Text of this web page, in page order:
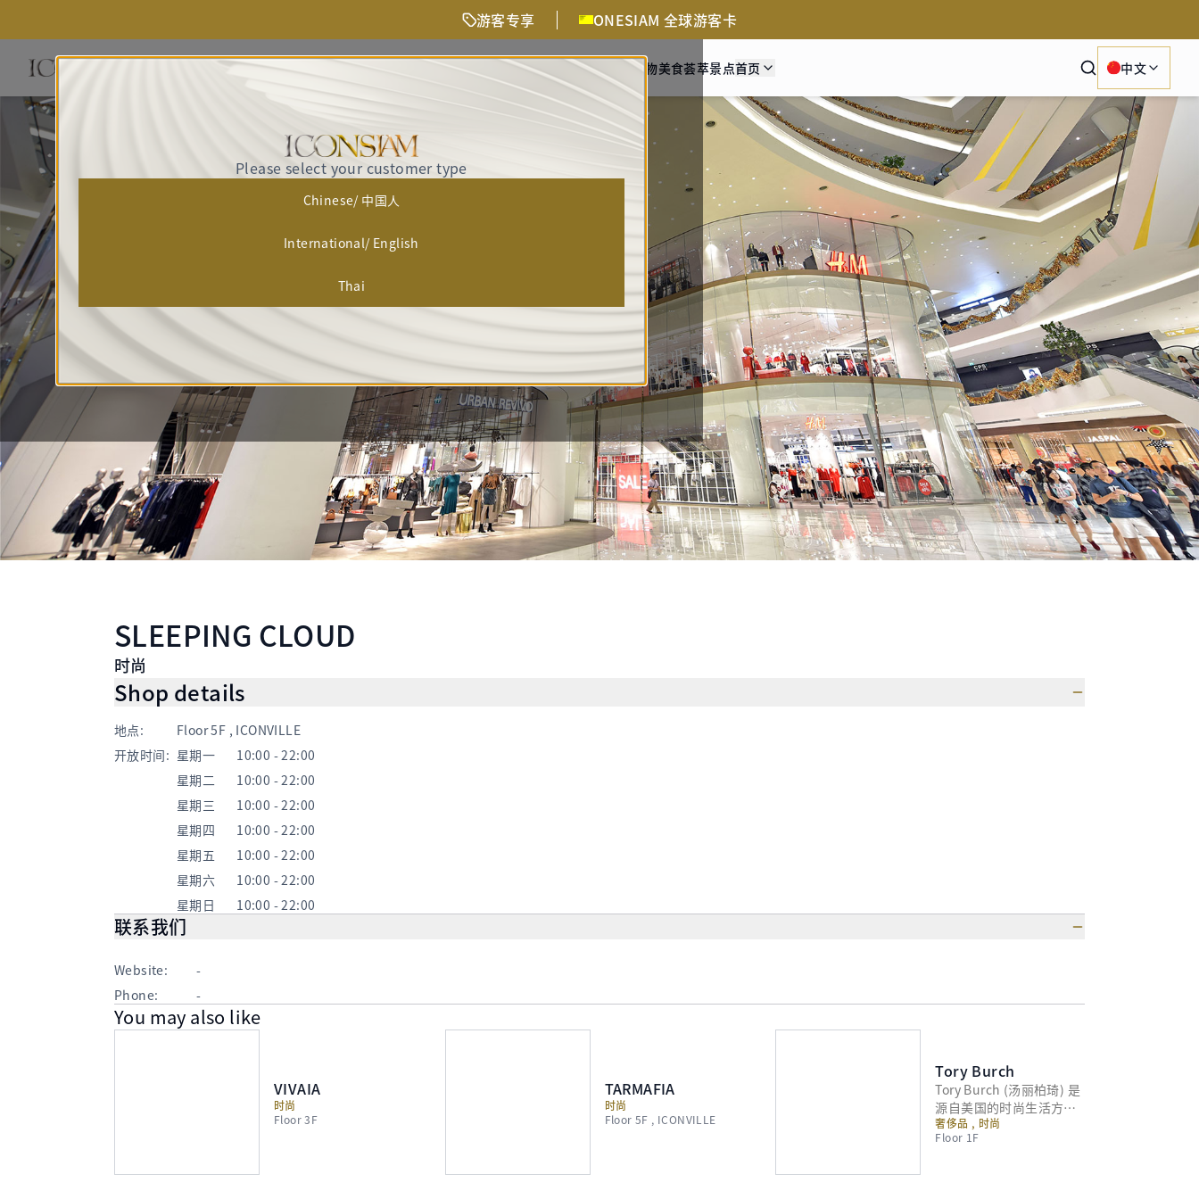
游客专享 ONESIAM 全球游客卡
活动与精彩体验 交通方式 时尚购物美食荟萃景点首页 Search中文
SLEEPING CLOUD
时尚
Shop details
地点:
Floor 5F , ICONVILLE
开放时间: 星期一
10:00 - 22:00
星期二
10:00 - 22:00
星期三
10:00 - 22:00
星期四
10:00 - 22:00
星期五
10:00 - 22:00
星期六
10:00 - 22:00
星期日
10:00 - 22:00
联系我们
Website:
-
Phone:
-
You may also like
VIVAIA
时尚
Floor 3F
TARMAFIA
时尚
Floor 5F , ICONVILLE
Tory Burch
Tory Burch (汤丽柏琦) 是
源自美国的时尚生活方式
品牌，以经典美学与现代
感性的完美融合而著称。
奢侈品 , 时尚
Floor 1F
Please select your customer type
Chinese/ 中国人
International/ English
Thai